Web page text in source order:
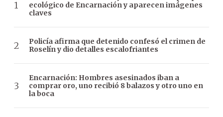
ecológico de Encarnación y aparecen imágenes
claves
Policía afirma que detenido confesó el crimen de
Roselín y dio detalles escalofriantes
Encarnación: Hombres asesinados iban a
comprar oro, uno recibió 8 balazos y otro uno en
la boca